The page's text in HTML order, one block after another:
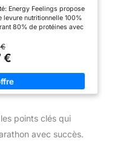
pour Musculation,
500g
Energy Feelings propose
levure nutritionnelle 100%
80% de protéines avec
Convient aux régimes
sans lactose, idéale pour
saine et respectueuse de
et absorption rapide: Cette
digérée et assimilée, idéale
pour sportifs et pour
vos shakes, smoothies ou
sa richesse en protéines et
€
€
points clés qui
avec succès.